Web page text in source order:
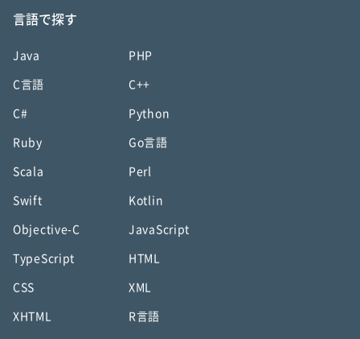
言語で探す
Java PHP
C言語 C++
C# Python
Ruby Go言語
Scala Perl
Swift Kotlin
Objective-C JavaScript
TypeScript HTML
CSS XML
XHTML R言語